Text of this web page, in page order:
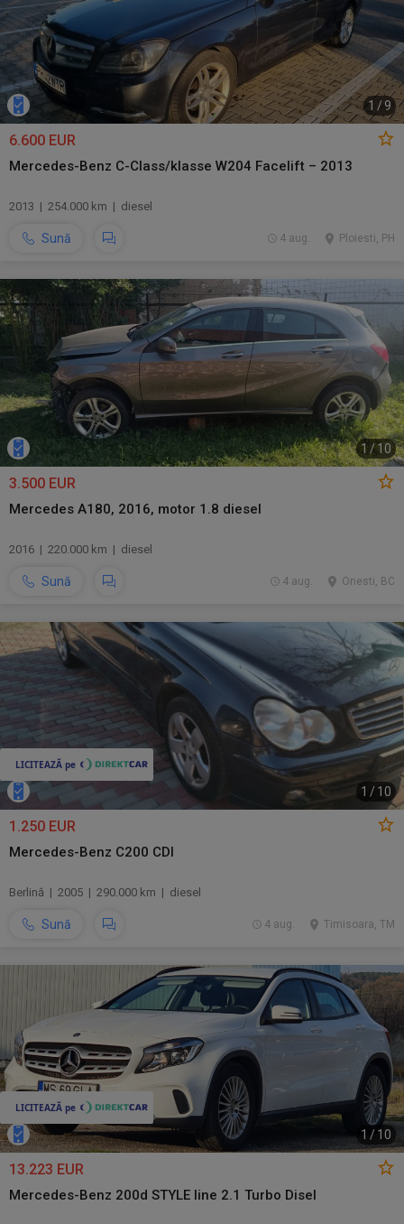
1 /9
6.600 EUR
Mercedes-Benz C-Class/klasse W204 Facelift – 2013
2013 | 254.000 km | diesel
Sună Ploiesti, PH
4 aug.
1/ 10
3.500 EUR
Mercedes A180, 2016, motor 1.8 diesel
2016 | 220.000 km | diesel
Sună Onesti, BC
4 aug.
1 /10
1.250 EUR
Mercedes-Benz C200 CDI
Berlină | 2005 | 290.000 km | diesel
Sună Timisoara, TM
4 aug.
1 /10
13.223 EUR
Mercedes-Benz 200d STYLE line 2.1 Turbo Disel